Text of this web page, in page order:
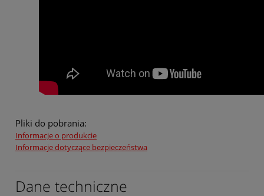
Pliki do pobrania:
Informacje o produkcie
Informacje dotyczące bezpieczeństwa
Dane techniczne